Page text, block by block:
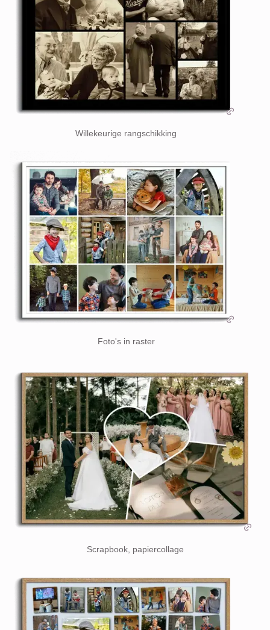
Willekeurige rangschikking
Foto's in raster
Scrapbook, papiercollage